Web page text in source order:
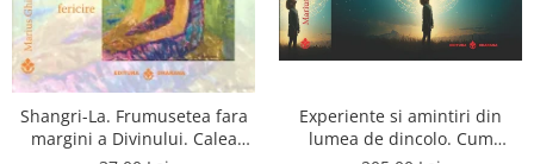
Shangri-La. Frumusetea fara
margini a Divinului. Calea
Experiente si amintiri din
lumea de dincolo. Cum